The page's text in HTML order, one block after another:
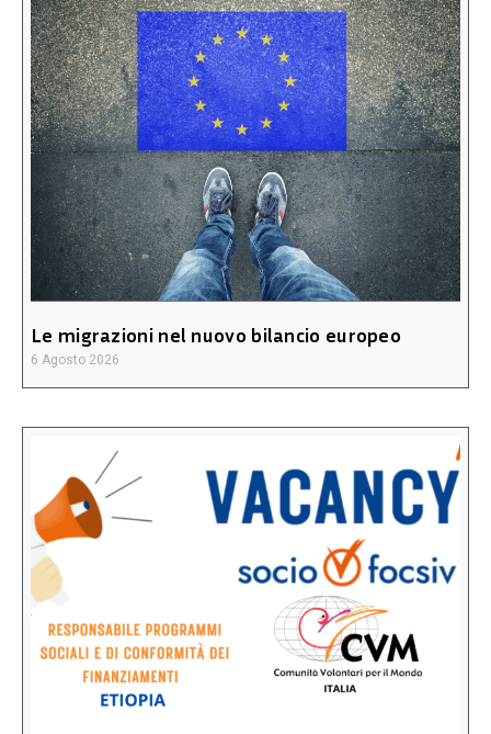
Le migrazioni nel nuovo bilancio europeo
6 Agosto 2026